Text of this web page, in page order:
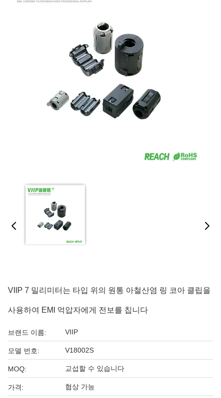
VIIP 7 밀리미터는 타입 위의 원통 아철산염 링 코아 클립을
사용하여 EMI 억압자에게 전보를 칩니다
브랜드 이름: VIIP
모델 번호: V18002S
MOQ: 교섭할 수 있습니다
가격: 협상 가능